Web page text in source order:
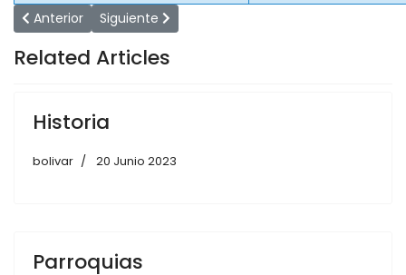
Artículo anterior: Memorias Rendición de Cuentas
Anterior Artículo siguiente: Información a la ciudadanía
Siguiente
Related Articles
Historia
bolivar 20 Junio 2023
Parroquias